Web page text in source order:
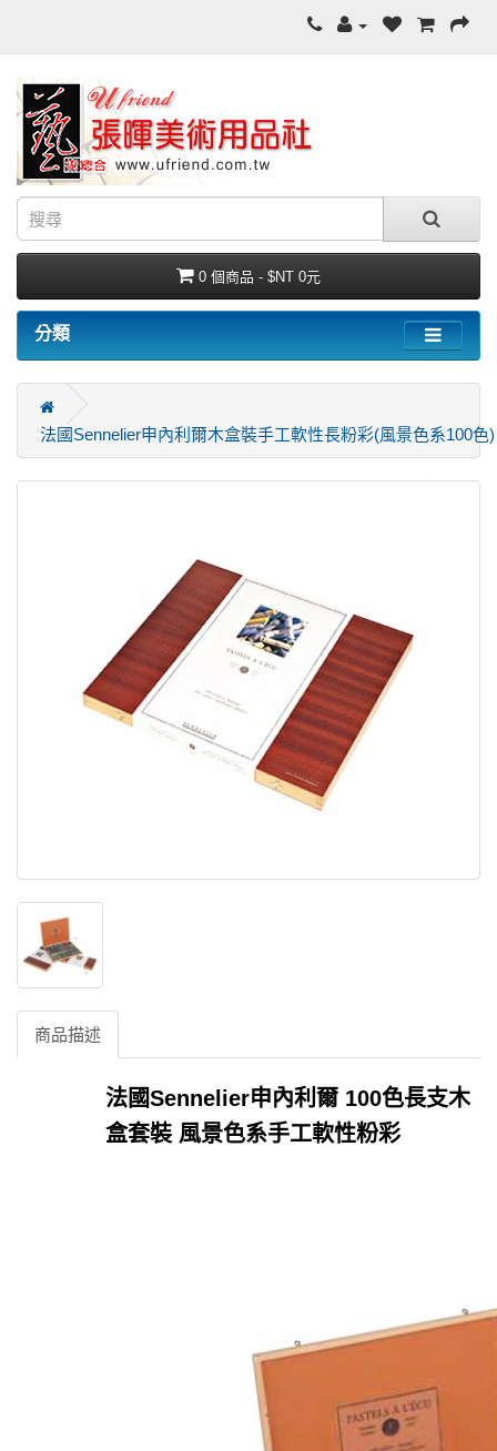
0 個商品 - $NT 0元
分類
法國Sennelier申內利爾木盒裝手工軟性長粉彩(風景色系100色)
商品描述
法國Sennelier申內利爾 100色長支木
盒套裝 風景色系手工軟性粉彩